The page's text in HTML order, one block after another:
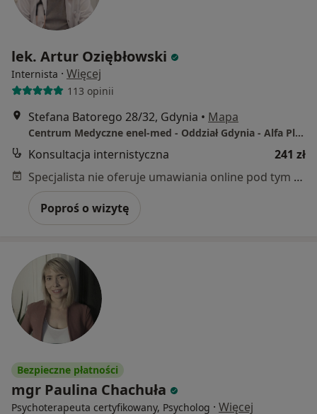
lek. Artur Oziębłowski
Internista · Więcej
113 opinii
Stefana Batorego 28/32, Gdynia • Mapa
Centrum Medyczne enel-med - Oddział Gdynia - Alfa Plaza
Konsultacja internistyczna
241 zł
Specjalista nie oferuje umawiania online pod tym adresem.
Poproś o wizytę
Bezpieczne płatności
mgr Paulina Chachuła
Psychoterapeuta certyfikowany, Psycholog · Więcej